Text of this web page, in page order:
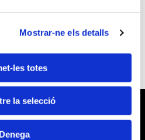
Mostrar-ne els detalls
les totes
la selecció
Denega
Técnico Tributario